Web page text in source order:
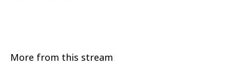
More from this stream